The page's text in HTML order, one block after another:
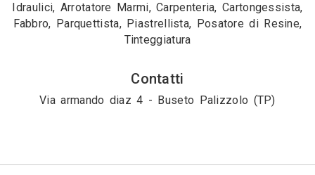
Idraulici, Arrotatore Marmi, Carpenteria, Cartongessista,
Fabbro, Parquettista, Piastrellista, Posatore di Resine,
Tinteggiatura
Contatti
Via armando diaz 4 - Buseto Palizzolo (TP)